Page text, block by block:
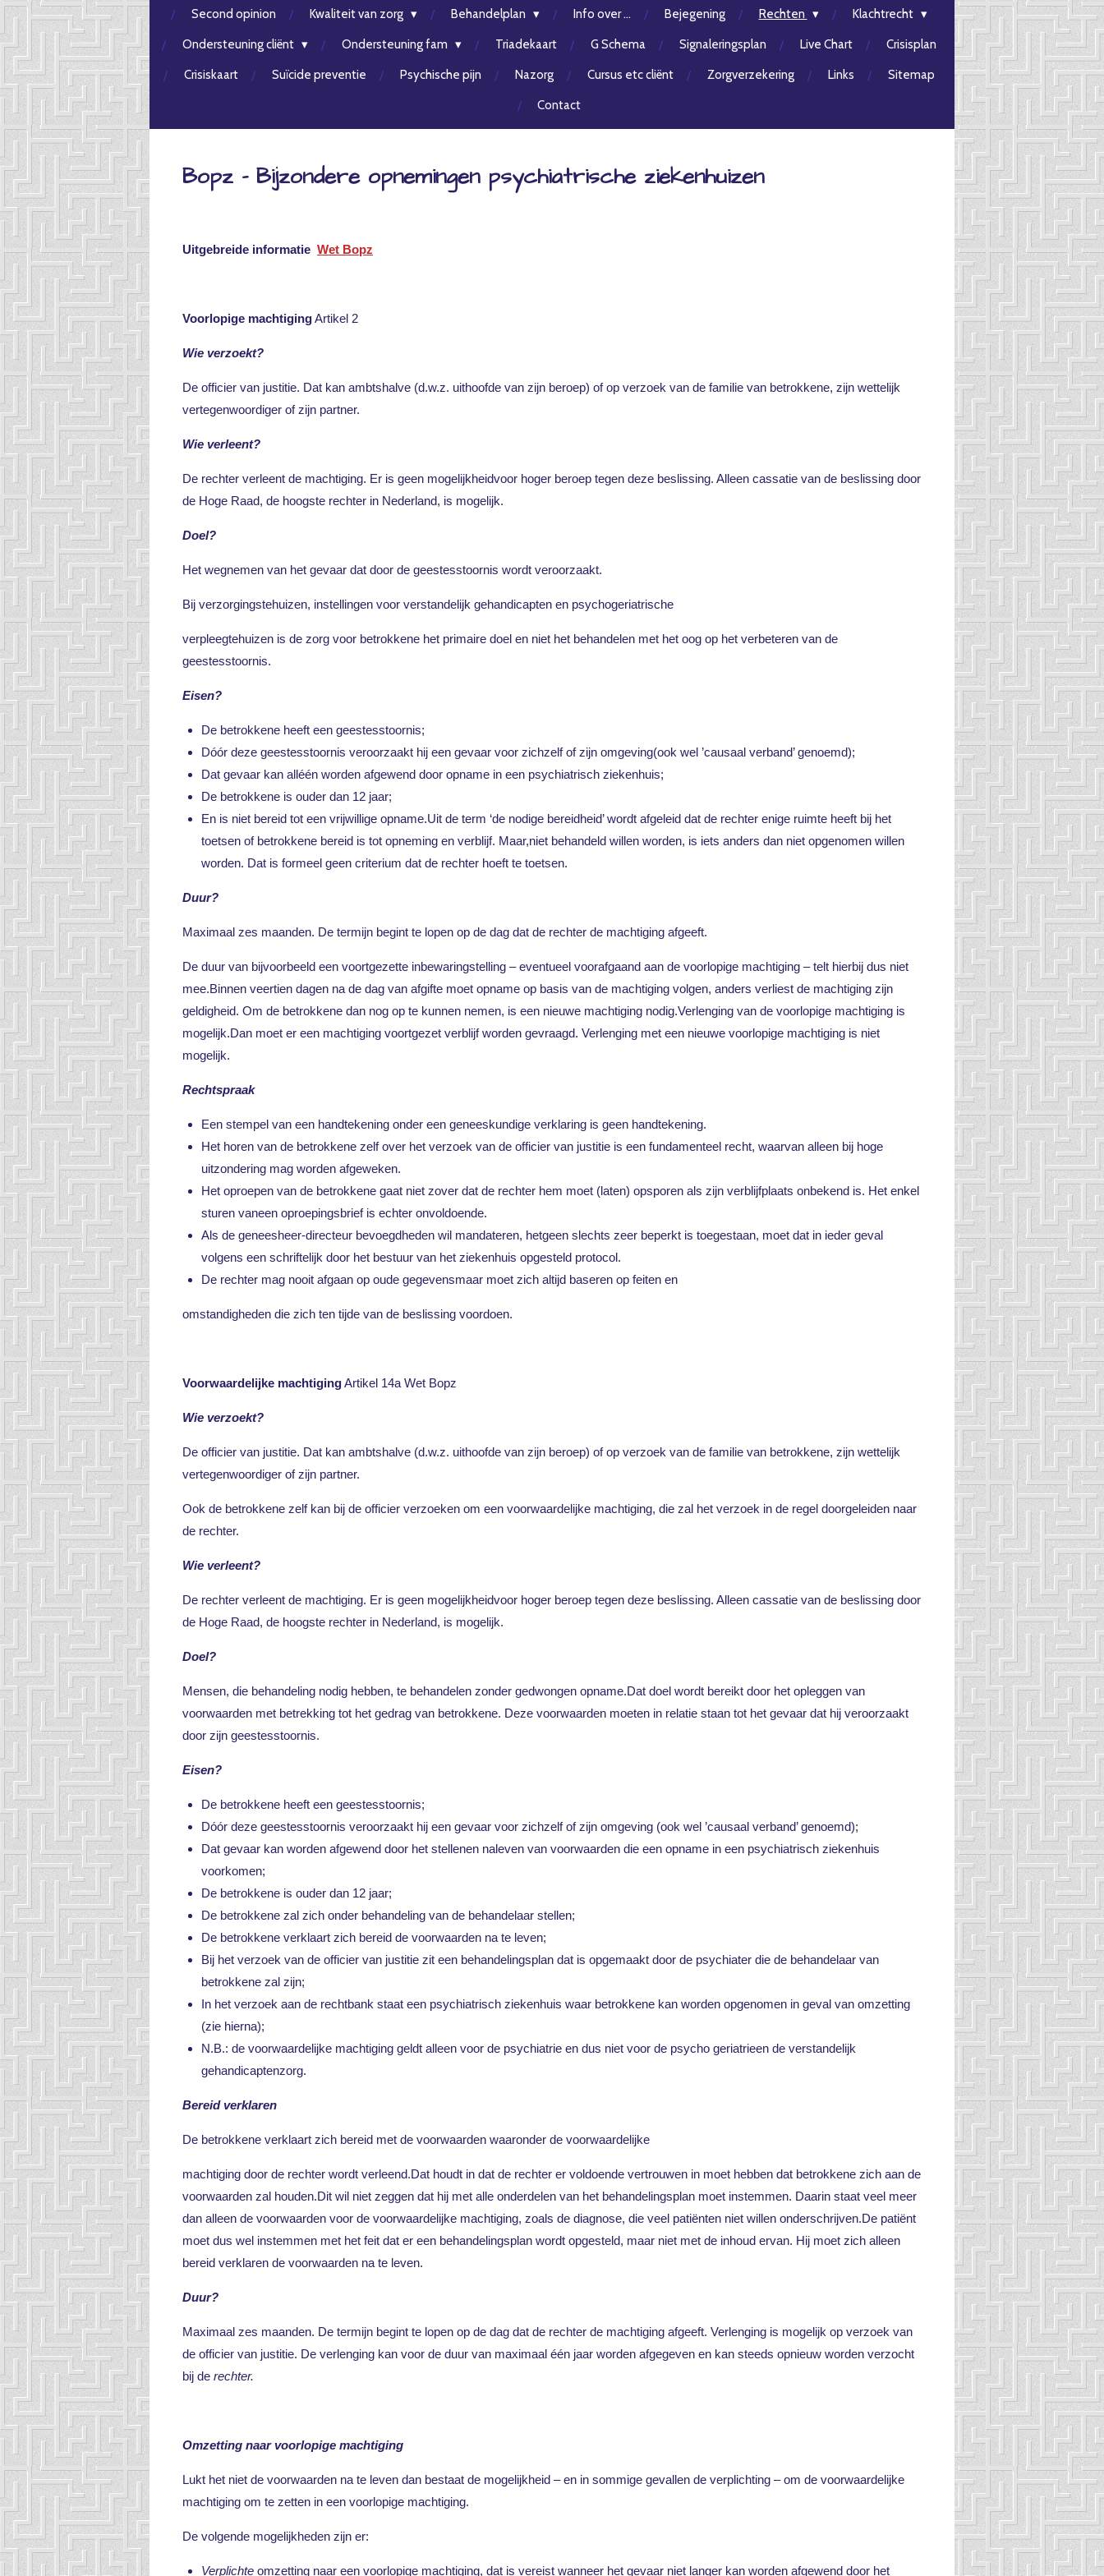
Second opinion Kwaliteit van zorg Behandelplan Info over ... Bejegening Rechten Klachtrecht
Ondersteuning cliënt Ondersteuning fam Triadekaart G Schema Signaleringsplan Live Chart Crisisplan
Crisiskaart Suïcide preventie Psychische pijn Nazorg Cursus etc cliënt Zorgverzekering Links Sitemap
Contact
Bopz - Bijzondere opnemingen psychiatrische ziekenhuizen
Uitgebreide informatie Wet Bopz
Voorlopige machtigingArtikel 2
Wie verzoekt?
De officier van justitie. Dat kan ambtshalve (d.w.z. uithoofde van zijn beroep) of op verzoek van de familie van betrokkene, zijn wettelijk
vertegenwoordiger of zijn partner.
Wie verleent?
De rechter verleent de machtiging. Er is geen mogelijkheidvoor hoger beroep tegen deze beslissing. Alleen cassatie van de beslissing door
de Hoge Raad, de hoogste rechter in Nederland, is mogelijk.
Doel?
Het wegnemen van het gevaar dat door de geestesstoornis wordt veroorzaakt.
Bij verzorgingstehuizen, instellingen voor verstandelijk gehandicapten en psychogeriatrische
verpleegtehuizen is de zorg voor betrokkene het primaire doel en niet het behandelen met het oog op het verbeteren van de
geestesstoornis.
Eisen?
De betrokkene heeft een geestesstoornis;
Dóór deze geestesstoornis veroorzaakt hij een gevaar voor zichzelf of zijn omgeving(ook wel ’causaal verband’ genoemd);
Dat gevaar kan alléén worden afgewend door opname in een psychiatrisch ziekenhuis;
De betrokkene is ouder dan 12 jaar;
En is niet bereid tot een vrijwillige opname.Uit de term ‘de nodige bereidheid’ wordt afgeleid dat de rechter enige ruimte heeft bij het
toetsen of betrokkene bereid is tot opneming en verblijf. Maar,niet behandeld willen worden, is iets anders dan niet opgenomen willen
worden. Dat is formeel geen criterium dat de rechter hoeft te toetsen.
Duur?
Maximaal zes maanden. De termijn begint te lopen op de dag dat de rechter de machtiging afgeeft.
De duur van bijvoorbeeld een voortgezette inbewaringstelling – eventueel voorafgaand aan de voorlopige machtiging – telt hierbij dus niet
mee.Binnen veertien dagen na de dag van afgifte moet opname op basis van de machtiging volgen, anders verliest de machtiging zijn
geldigheid. Om de betrokkene dan nog op te kunnen nemen, is een nieuwe machtiging nodig.Verlenging van de voorlopige machtiging is
mogelijk.Dan moet er een machtiging voortgezet verblijf worden gevraagd. Verlenging met een nieuwe voorlopige machtiging is niet
mogelijk.
Rechtspraak
Een stempel van een handtekening onder een geneeskundige verklaring is geen handtekening.
Het horen van de betrokkene zelf over het verzoek van de officier van justitie is een fundamenteel recht, waarvan alleen bij hoge
uitzondering mag worden afgeweken.
Het oproepen van de betrokkene gaat niet zover dat de rechter hem moet (laten) opsporen als zijn verblijfplaats onbekend is. Het enkel
sturen vaneen oproepingsbrief is echter onvoldoende.
Als de geneesheer-directeur bevoegdheden wil mandateren, hetgeen slechts zeer beperkt is toegestaan, moet dat in ieder geval
volgens een schriftelijk door het bestuur van het ziekenhuis opgesteld protocol.
De rechter mag nooit afgaan op oude gegevensmaar moet zich altijd baseren op feiten en
omstandigheden die zich ten tijde van de beslissing voordoen.
Voorwaardelijke machtigingArtikel 14a Wet Bopz
Wie verzoekt?
De officier van justitie. Dat kan ambtshalve (d.w.z. uithoofde van zijn beroep) of op verzoek van de familie van betrokkene, zijn wettelijk
vertegenwoordiger of zijn partner.
Ook de betrokkene zelf kan bij de officier verzoeken om een voorwaardelijke machtiging, die zal het verzoek in de regel doorgeleiden naar
de rechter.
Wie verleent?
De rechter verleent de machtiging. Er is geen mogelijkheidvoor hoger beroep tegen deze beslissing. Alleen cassatie van de beslissing door
de Hoge Raad, de hoogste rechter in Nederland, is mogelijk.
Doel?
Mensen, die behandeling nodig hebben, te behandelen zonder gedwongen opname.Dat doel wordt bereikt door het opleggen van
voorwaarden met betrekking tot het gedrag van betrokkene. Deze voorwaarden moeten in relatie staan tot het gevaar dat hij veroorzaakt
door zijn geestesstoornis.
Eisen?
De betrokkene heeft een geestesstoornis;
Dóór deze geestesstoornis veroorzaakt hij een gevaar voor zichzelf of zijn omgeving (ook wel ’causaal verband’ genoemd);
Dat gevaar kan worden afgewend door het stellenen naleven van voorwaarden die een opname in een psychiatrisch ziekenhuis
voorkomen;
De betrokkene is ouder dan 12 jaar;
De betrokkene zal zich onder behandeling van de behandelaar stellen;
De betrokkene verklaart zich bereid de voorwaarden na te leven;
Bij het verzoek van de officier van justitie zit een behandelingsplan dat is opgemaakt door de psychiater die de behandelaar van
betrokkene zal zijn;
In het verzoek aan de rechtbank staat een psychiatrisch ziekenhuis waar betrokkene kan worden opgenomen in geval van omzetting
(zie hierna);
N.B.: de voorwaardelijke machtiging geldt alleen voor de psychiatrie en dus niet voor de psycho geriatrieen de verstandelijk
gehandicaptenzorg.
Bereid verklaren
De betrokkene verklaart zich bereid met de voorwaarden waaronder de voorwaardelijke
machtiging door de rechter wordt verleend.Dat houdt in dat de rechter er voldoende vertrouwen in moet hebben dat betrokkene zich aan de
voorwaarden zal houden.Dit wil niet zeggen dat hij met alle onderdelen van het behandelingsplan moet instemmen. Daarin staat veel meer
dan alleen de voorwaarden voor de voorwaardelijke machtiging, zoals de diagnose, die veel patiënten niet willen onderschrijven.De patiënt
moet dus wel instemmen met het feit dat er een behandelingsplan wordt opgesteld, maar niet met de inhoud ervan. Hij moet zich alleen
bereid verklaren de voorwaarden na te leven.
Duur?
Maximaal zes maanden. De termijn begint te lopen op de dag dat de rechter de machtiging afgeeft. Verlenging is mogelijk op verzoek van
de officier van justitie. De verlenging kan voor de duur van maximaal één jaar worden afgegeven en kan steeds opnieuw worden verzocht
bij de rechter.
Omzetting naar voorlopige machtiging
Lukt het niet de voorwaarden na te leven dan bestaat de mogelijkheid – en in sommige gevallen de verplichting – om de voorwaardelijke
machtiging om te zetten in een voorlopige machtiging.
De volgende mogelijkheden zijn er:
Verplichte omzetting naar een voorlopige machtiging, dat is vereist wanneer het gevaar niet langer kan worden afgewend door het